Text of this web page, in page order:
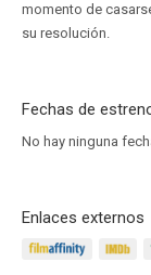
momento de
su resolución.
Fechas de
No hay ninguna
Enlaces externos